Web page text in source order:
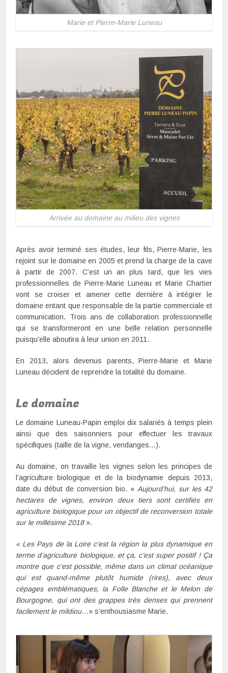
Marie et Pierre-Marie Luneau
Arrivée au domaine au milieu des vignes
Après avoir terminé ses études, leur fils, Pierre-Marie, les
rejoint sur le domaine en 2005 et prend la charge de la cave
à partir de 2007. C’est un an plus tard, que les vies
professionnelles de Pierre-Marie Luneau et Marie Chartier
vont se croiser et amener cette dernière à intégrer le
domaine entant que responsable de la partie commerciale et
communication. Trois ans de collaboration professionnelle
qui se transformeront en une belle relation personnelle
puisqu’elle aboutira à leur union en 2011.
En 2013, alors devenus parents, Pierre-Marie et Marie
Luneau décident de reprendre la totalité du domaine.
Le domaine
Le domaine Luneau-Papin emploi dix salariés à temps plein
ainsi que des saisonniers pour effectuer les travaux
spécifiques (taille de la vigne, vendanges…).
Au domaine, on travaille les vignes selon les principes de
l’agriculture biologique et de la biodynamie depuis 2013,
date du début de conversion bio. « Aujourd’hui, sur les 42
hectares de vignes, environ deux tiers sont certifiés en
agriculture biologique pour un objectif de reconversion totale
sur le millésime 2018 ».
« Les Pays de la Loire c’est la région la plus dynamique en
terme d’agriculture biologique, et ça, c’est super positif ! Ça
montre que c’est possible, même dans un climat océanique
qui est quand-même plutôt humide (rires), avec deux
cépages emblématiques, la Folle Blanche et le Melon de
Bourgogne, qui ont des grappes très denses qui prennent
facilement le mildiou…» s’enthousiasme Marie.